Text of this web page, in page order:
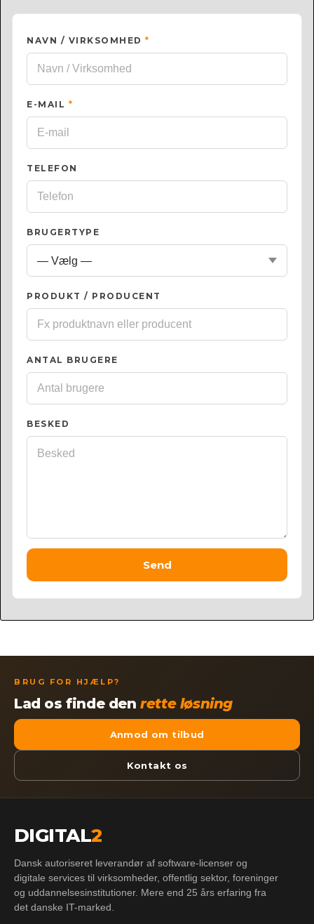
NAVN / VIRKSOMHED *
E-MAIL *
TELEFON
BRUGERTYPE
PRODUKT / PRODUCENT
ANTAL BRUGERE
BESKED
Send
BRUG FOR HJÆLP?
Lad os finde denrette løsning
Anmod om tilbud
Kontakt os
DIGITAL2
Dansk autoriseret leverandør af software-licenser og
digitale services til virksomheder, offentlig sektor, foreninger
og uddannelsesinstitutioner. Mere end 25 års erfaring fra
det danske IT-marked.